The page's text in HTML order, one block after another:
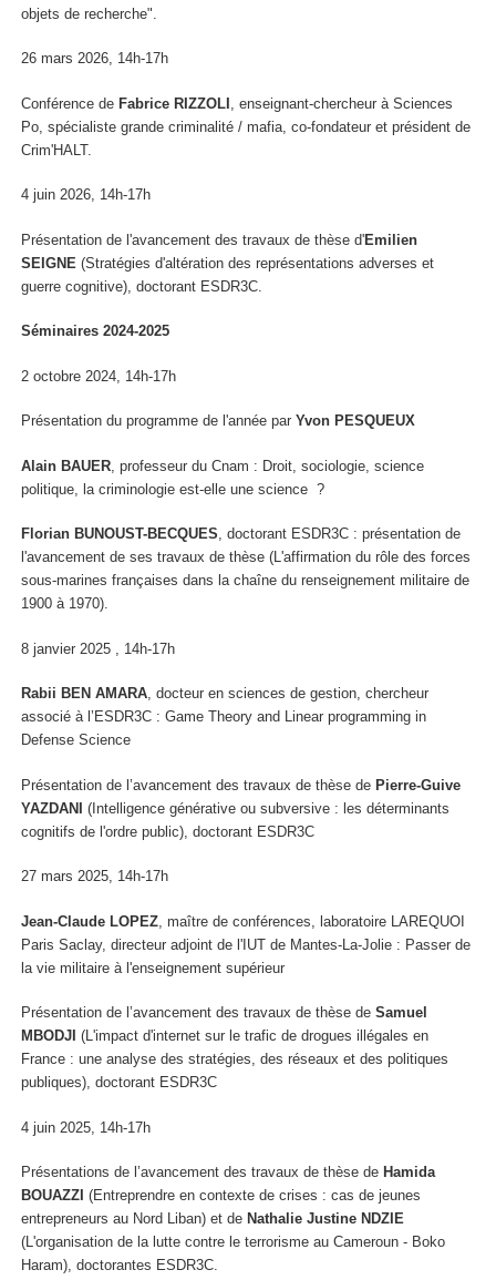
objets de recherche".
26 mars 2026, 14h-17h
Conférence de Fabrice RIZZOLI , enseignant-chercheur à Sciences
Po, spécialiste grande criminalité / mafia, co-fondateur et président de
Crim'HALT.
4 juin 2026, 14h-17h
Présentation de l'avancement des travaux de thèse d'Emilien
SEIGNE (Stratégies d'altération des représentations adverses et
guerre cognitive), doctorant ESDR3C.
Séminaires 2024-2025
2 octobre 2024, 14h-17h
Présentation du programme de l'année par Yvon PESQUEUX
Alain BAUER , professeur du Cnam : Droit, sociologie, science
politique, la criminologie est-elle une science ?
Florian BUNOUST-BECQUES, doctorant ESDR3C : présentation de
l'avancement de ses travaux de thèse (L'affirmation du rôle des forces
sous-marines françaises dans la chaîne du renseignement militaire de
1900 à 1970).
8 janvier 2025 , 14h-17h
Rabii BEN AMARA, docteur en sciences de gestion, chercheur
associé à l’ESDR3C : Game Theory and Linear programming in
Defense Science
Présentation de l’avancement des travaux de thèse de Pierre-Guive
YAZDANI (Intelligence générative ou subversive : les déterminants
cognitifs de l'ordre public), doctorant ESDR3C
27 mars 2025, 14h-17h
Jean-Claude LOPEZ , maître de conférences, laboratoire LAREQUOI
Paris Saclay, directeur adjoint de l'IUT de Mantes-La-Jolie : Passer de
la vie militaire à l'enseignement supérieur
Présentation de l’avancement des travaux de thèse de Samuel
MBODJI (L'impact d'internet sur le trafic de drogues illégales en
France : une analyse des stratégies, des réseaux et des politiques
publiques), doctorant ESDR3C
4 juin 2025, 14h-17h
Présentations de l’avancement des travaux de thèse de Hamida
BOUAZZI (Entreprendre en contexte de crises : cas de jeunes
entrepreneurs au Nord Liban) et de Nathalie Justine NDZIE
(L'organisation de la lutte contre le terrorisme au Cameroun - Boko
Haram), doctorantes ESDR3C.